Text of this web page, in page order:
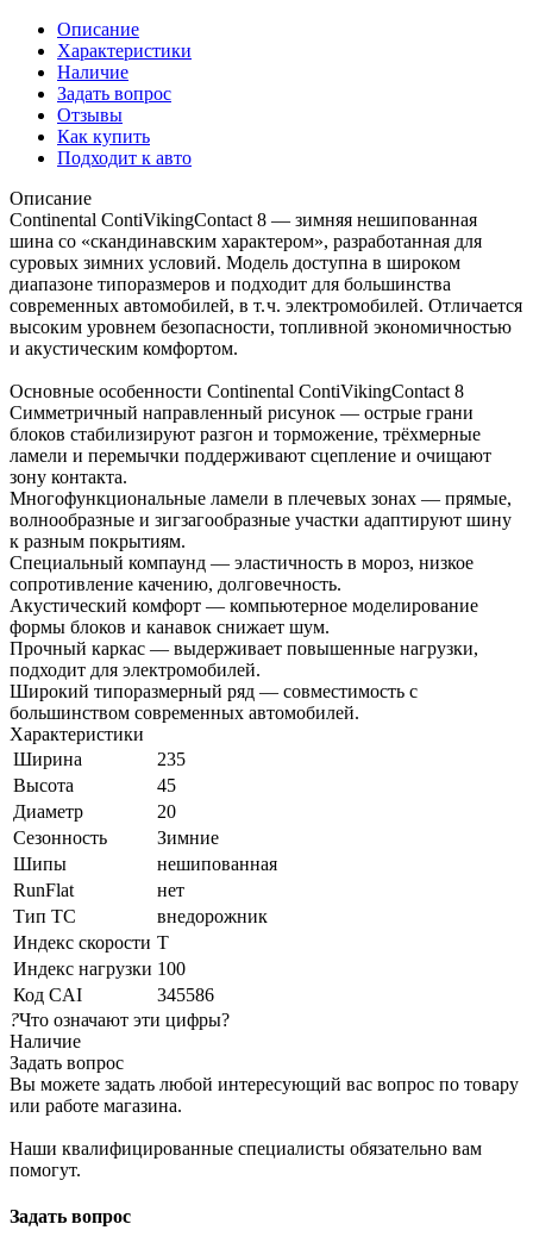
Описание
Характеристики
Наличие
Задать вопрос
Отзывы
Как купить
Подходит к авто
Описание
Continental ContiVikingContact 8 — зимняя нешипованная
шина со «скандинавским характером», разработанная для
суровых зимних условий. Модель доступна в широком
диапазоне типоразмеров и подходит для большинства
современных автомобилей, в т. ч. электромобилей. Отличается
высоким уровнем безопасности, топливной экономичностью
и акустическим комфортом.
Основные особенности Continental ContiVikingContact 8
Симметричный направленный рисунок — острые грани
блоков стабилизируют разгон и торможение, трёхмерные
ламели и перемычки поддерживают сцепление и очищают
зону контакта.
Многофункциональные ламели в плечевых зонах — прямые,
волнообразные и зигзагообразные участки адаптируют шину
к разным покрытиям.
Специальный компаунд — эластичность в мороз, низкое
сопротивление качению, долговечность.
Акустический комфорт — компьютерное моделирование
формы блоков и канавок снижает шум.
Прочный каркас — выдерживает повышенные нагрузки,
подходит для электромобилей.
Широкий типоразмерный ряд — совместимость с
большинством современных автомобилей.
Характеристики
Ширина
235
Высота
45
Диаметр
20
Сезонность
Зимние
Шипы
нешипованная
RunFlat
нет
Тип ТС
внедорожник
Индекс скорости T
Индекс нагрузки 100
Код CAI
345586
?Что означают эти цифры?
Наличие
Задать вопрос
Вы можете задать любой интересующий вас вопрос по товару
или работе магазина.
Наши квалифицированные специалисты обязательно вам
помогут.
Задать вопрос